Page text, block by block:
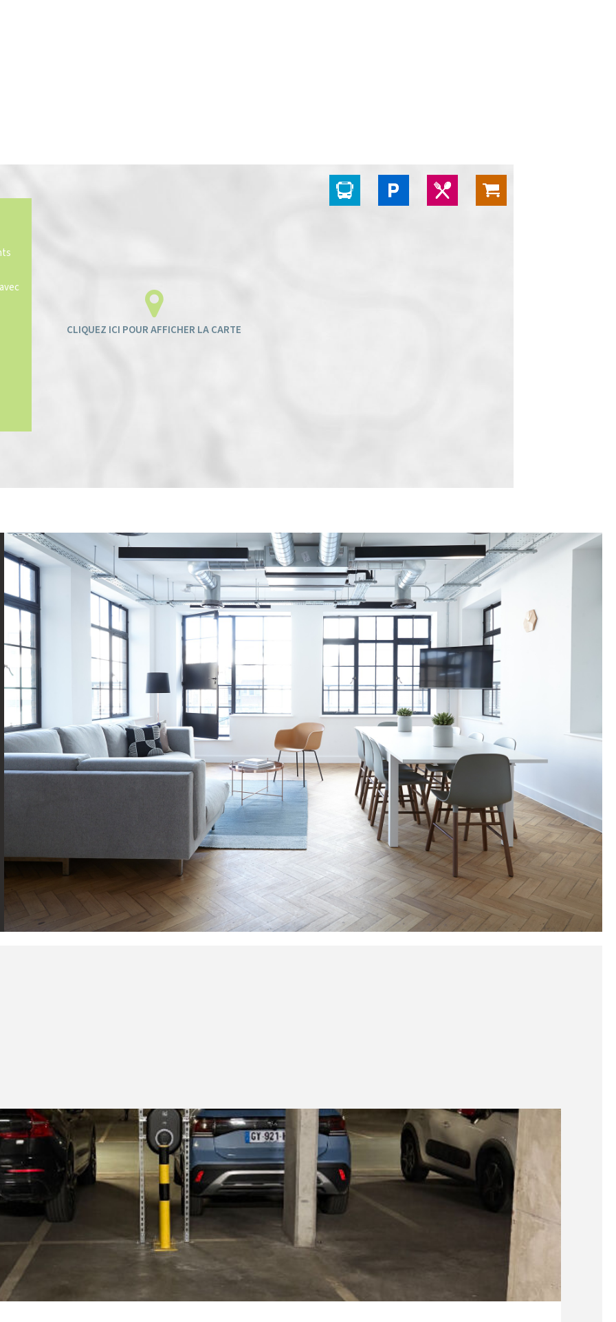
TAUX DE PROPRIÉTAIRES TAUX D'HABITATION
PART DES MÉNAGES SANS VOITURE DISTANCE DE L'AÉROPORT :
RÉSULTATS DES LYCÉES ECOLES ET CRÈCHES
MÉDECINS